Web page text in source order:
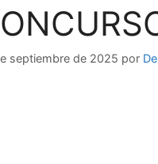
septiembre de 2025 por